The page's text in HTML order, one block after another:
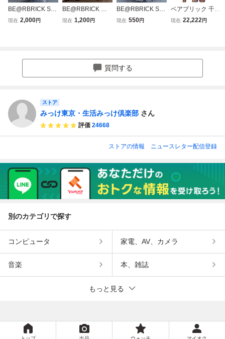
BE@RBRICK SE
RIES 52 ARTIST
現在 2,000円
BE@RBRICK ベ
アブリック STAR
ディコム・トイ ペ
現在 1,200円
BE@RBRICK SE
RIES 42 PATTER
フィギュア シリー
ズ 42
現在 550円
ベアブリック 千代
紙 弐 100％ & 40
現在 22,222円
質問する
ストア
みっけ東京・生活みっけ倶楽部 さん
評価 24668
ストアの情報 ニュースレター配信登録
別のカテゴリで探す
コンピュータ 家電、AV、カメラ
音楽 本、雑誌
もっと見る